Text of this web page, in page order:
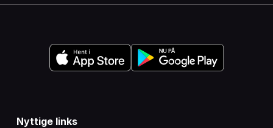
Nyttige links